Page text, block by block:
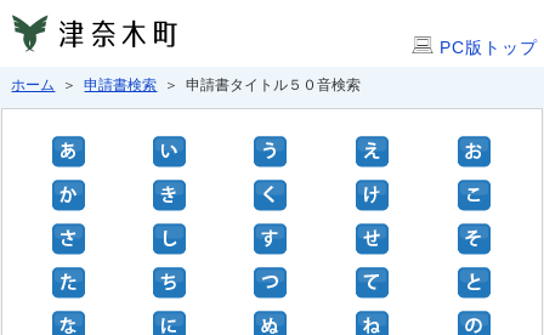
PC版トップ
ホーム ＞申請書検索 ＞ 申請書タイトル５０音検索